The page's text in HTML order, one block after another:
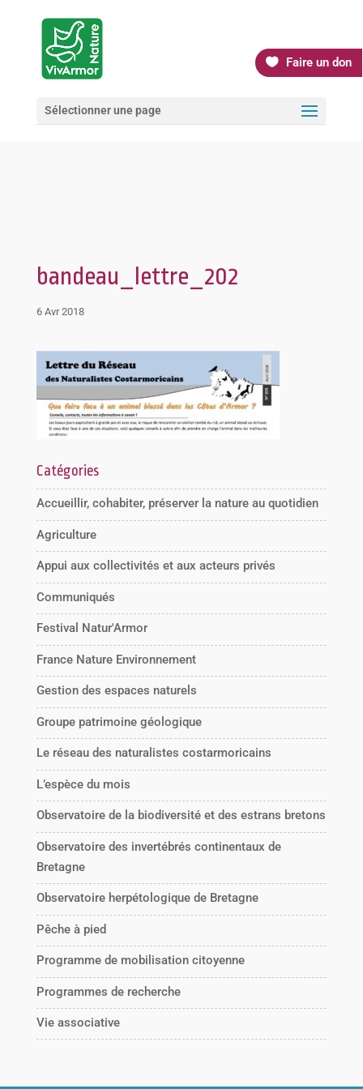
Faire un don
Sélectionner une page
bandeau_lettre_202
6 Avr 2018
Catégories
Accueillir, cohabiter, préserver la nature au quotidien
Agriculture
Appui aux collectivités et aux acteurs privés
Communiqués
Festival Natur'Armor
France Nature Environnement
Gestion des espaces naturels
Groupe patrimoine géologique
Le réseau des naturalistes costarmoricains
L’espèce du mois
Observatoire de la biodiversité et des estrans bretons
Observatoire des invertébrés continentaux de
Bretagne
Observatoire herpétologique de Bretagne
Pêche à pied
Programme de mobilisation citoyenne
Programmes de recherche
Vie associative